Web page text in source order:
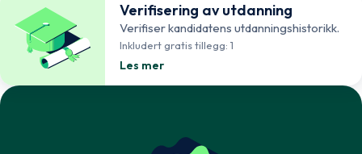
Verifisering av utdanning
Verifiser kandidatens utdanningshistorikk.
Inkludert gratis tillegg: 1
Les mer